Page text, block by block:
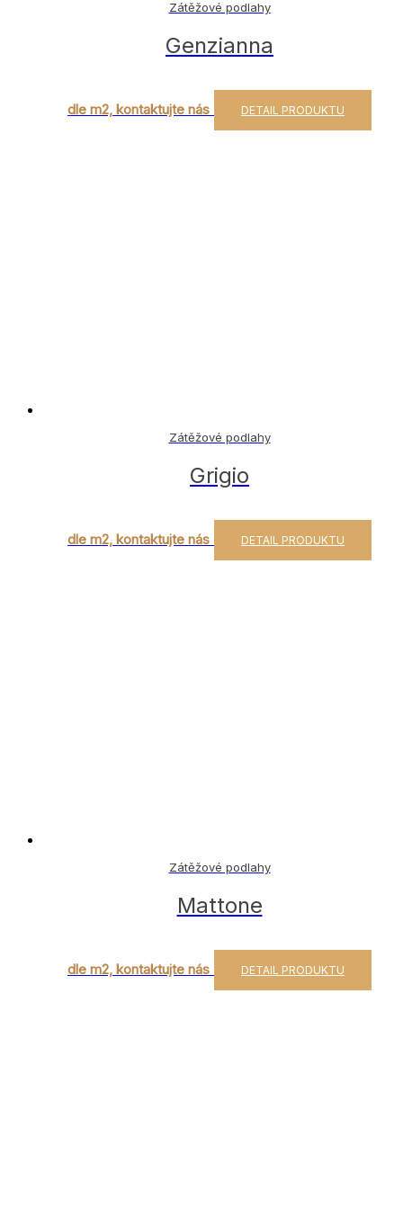
Zátěžové podlahy
Genzianna
dle m2, kontaktujte nás DETAIL PRODUKTU
Zátěžové podlahy
Grigio
dle m2, kontaktujte nás DETAIL PRODUKTU
Zátěžové podlahy
Mattone
dle m2, kontaktujte nás DETAIL PRODUKTU